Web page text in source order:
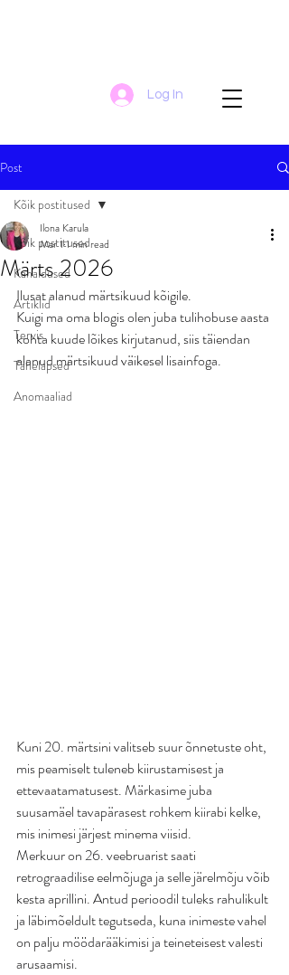
Log In
Post
Kõik postitused
Kanaldused
Artiklid
Tervis
Tähelapsed
Anomaaliad
Kõik postitused
Märts 2026
Ilona Karula
Mar 11 min read
Ilusat alanud märtsikuud kõigile.
Kuigi ma oma blogis olen juba tulihobuse aasta
kohta kuude lõikes kirjutanud, siis täiendan
alanud märtsikuud väikesel lisainfoga.
Kuni 20. märtsini valitseb suur õnnetuste oht,
mis peamiselt tuleneb kiirustamisest ja
ettevaatamatusest. Märkasime juba
suusamäel tavapärasest rohkem kiirabi kelke,
mis inimesi järjest minema viisid.
Merkuur on 26. veebruarist saati
retrograadilise eelmõjuga ja selle järelmõju võib
kesta aprillini. Antud perioodil tuleks rahulikult
ja läbimõeldult tegutseda, kuna inimeste vahel
on palju möödarääkimisi ja teineteisest valesti
arusaamisi.